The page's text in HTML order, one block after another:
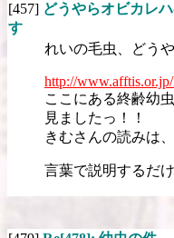
[457] どうやらオビカレ
す
れいの毛虫、どう
http://
ここにある終齢幼
見ましたっ！！
きむさんの読みは
言葉で説明するだ